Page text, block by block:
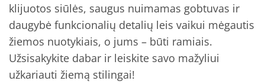
klijuotos siūlės, saugus nuimamas gobtuvas ir
daugybė funkcionalių detalių leis vaikui mėgautis
žiemos nuotykiais, o jums – būti ramiais.
Užsisakykite dabar ir leiskite savo mažyliui
užkariauti žiemą stilingai!